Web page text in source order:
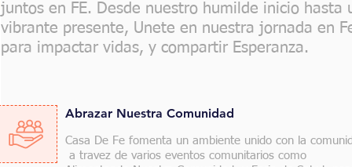
juntos en FE. Desde nuestro humilde inicio hasta
vibrante presente, Unete en nuestra jornada en
para impactar vidas, y compartir Esperanza.
Abrazar Nuestra Comunidad
Casa De Fe fomenta un ambiente unido con la
a travez de varios eventos comunitarios como